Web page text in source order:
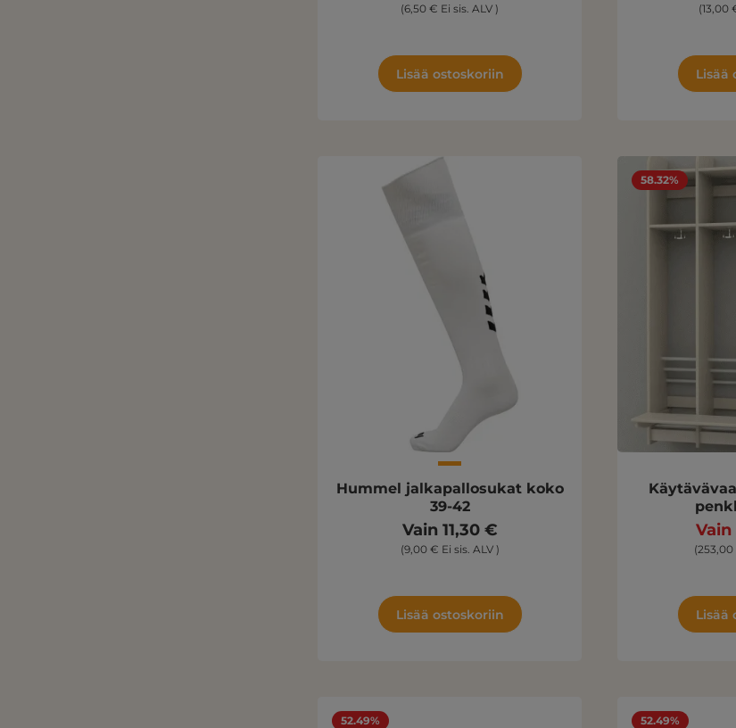
(6,50 € Ei sis. ALV )
Lisää ostoskoriin
(13,00
Lisää
Hummel jalkapallosukat koko
39-42
Vain 11,30 €
(9,00 € Ei sis. ALV )
Lisää ostoskoriin
58.32%
Vain
(253,00
Lisää
52.49% 52.49%